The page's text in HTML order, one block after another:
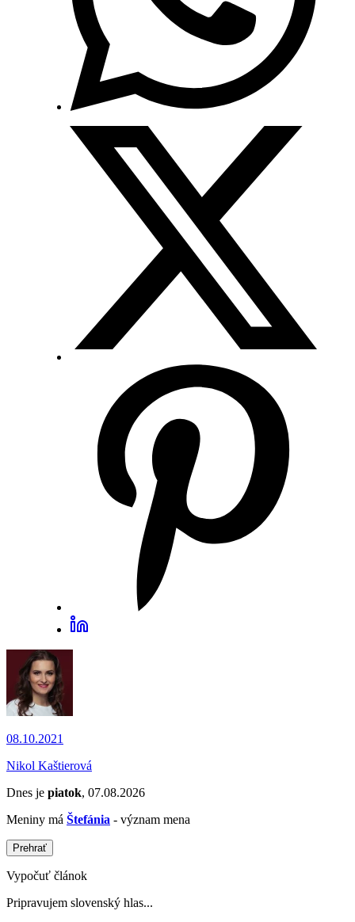
08.10.2021
Nikol Kaštierová
Dnes je piatok, 07.08.2026
Meniny má Štefánia - význam mena
Prehrať
Vypočuť článok
Pripravujem slovenský hlas...